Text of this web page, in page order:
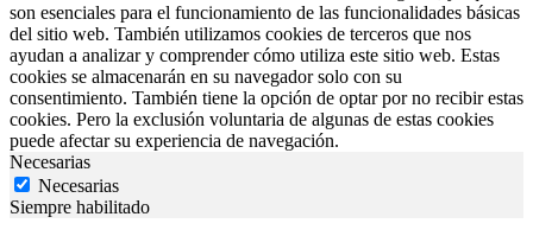
son esenciales para el funcionamiento de las funcionalidades básicas
del sitio web. También utilizamos cookies de terceros que nos
ayudan a analizar y comprender cómo utiliza este sitio web. Estas
cookies se almacenarán en su navegador solo con su
consentimiento. También tiene la opción de optar por no recibir estas
cookies. Pero la exclusión voluntaria de algunas de estas cookies
puede afectar su experiencia de navegación.
Necesarias
Necesarias
Siempre habilitado